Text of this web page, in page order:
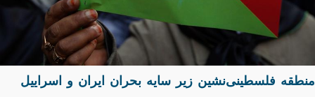
منطقه‌ فلسطینی‌نشین زیر سایه بحران ایران و اسراییل